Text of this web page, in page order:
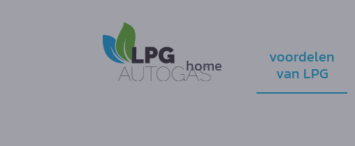
home
voordelen
van LPG